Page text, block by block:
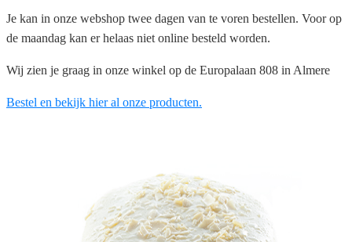
Je kan in onze webshop twee dagen van te voren bestellen. Voor op
de maandag kan er helaas niet online besteld worden.
Wij zien je graag in onze winkel op de Europalaan 808 in Almere
Bestel en bekijk hier al onze producten.